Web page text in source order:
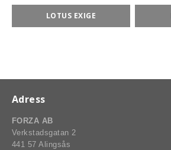
Rally-Racing-Klassiker
LOTUS EXIGE
Adress
FORZA AB
Verkstadsgatan 2
441 57 Alingsås